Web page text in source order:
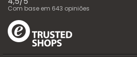
Com base em 643 opiniões